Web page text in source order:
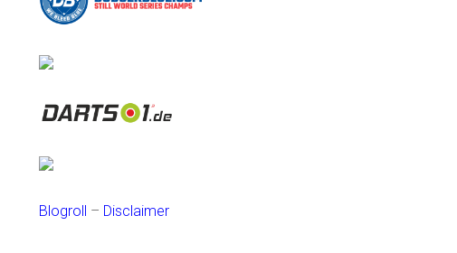
Blogroll – Disclaimer